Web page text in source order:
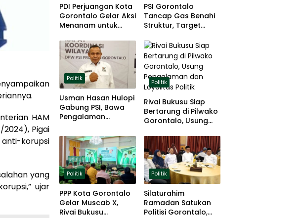
HAM
2024), Pigai
korupsi
yang
ujar
PDI Perjuangan Kota
Gorontalo Gelar Aksi
Menanam untuk
PSI Gorontalo
Tancap Gas Benahi
Struktur, Target
Politik
Usman Hasan Hulopi
Gabung PSI, Bawa
Pengalaman
Akar Rumput
Politik
Rivai Bukusu Siap
Bertarung di Pilwako
Gorontalo, Usung
Loyalitas Politik
Politik
PPP Kota Gorontalo
Gelar Muscab X,
Rivai Bukusu
Politik
Silaturahim
Ramadan Satukan
Politisi Gorontalo,